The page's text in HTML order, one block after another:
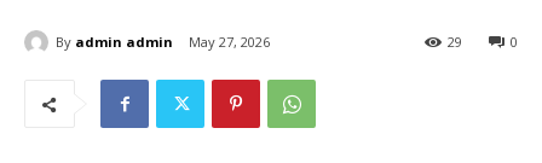
By admin admin May 27, 2026 0
29